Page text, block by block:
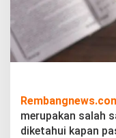
merupakan salah
diketahui kapan